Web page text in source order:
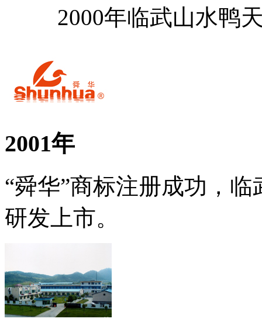
2000年临武山水鸭天
2001年
“舜华”商标注册成功，
研发上市。